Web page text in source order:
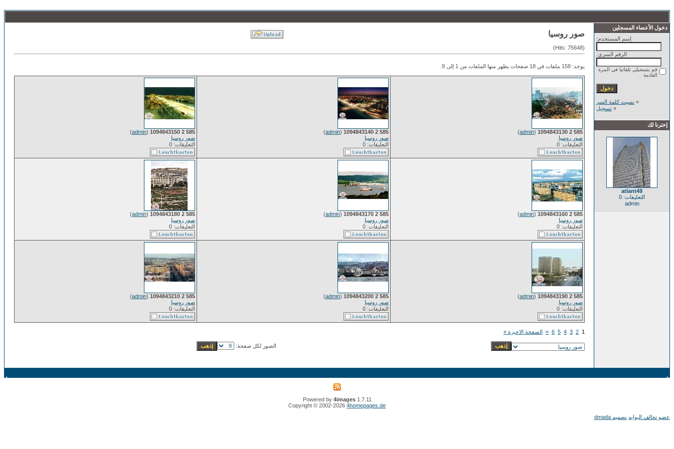
دخول الأعضاء المسجلين
إسم المستخدم:
الرقم السري:
قم بتسجيلي تلقائيا في المرة
القادمة
» نسيت كلمة السر
» تسجيل
إخترنا لك
atlant49
التعليقات: 0
admin
صور روسيا
(Hits: 75648)
يوجد: 158 ملفات في 18 صفحات يظهر منها الملفات من 1 إلى 9.
585 2 1094843130
(
admin
)
صور روسيا
التعليقات: 0
585 2 1094843140
(
admin
)
صور روسيا
التعليقات: 0
585 2 1094843150
(
admin
)
صور روسيا
التعليقات: 0
585 2 1094843160
(
admin
)
صور روسيا
التعليقات: 0
585 2 1094843170
(
admin
)
صور روسيا
التعليقات: 0
585 2 1094843180
(
admin
)
صور روسيا
التعليقات: 0
585 2 1094843190
(
admin
)
صور روسيا
التعليقات: 0
585 2 1094843200
(
admin
)
صور روسيا
التعليقات: 0
585 2 1094843210
(
admin
)
صور روسيا
التعليقات: 0
1
2
3
4
5
6
» الصفحة الاخيرة »
الصور لكل صفحة:
Powered by 4images1.7.11
Copyright © 2002-2026 4homepages.de
عضو تحالف البوابه تصميم dmada